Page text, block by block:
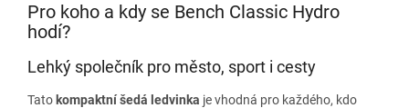
Pro koho a kdy se Bench Classic Hydro
hodí?
Lehký společník pro město, sport i cesty
Tato kompaktní šedá ledvinka je vhodná pro každého, kdo